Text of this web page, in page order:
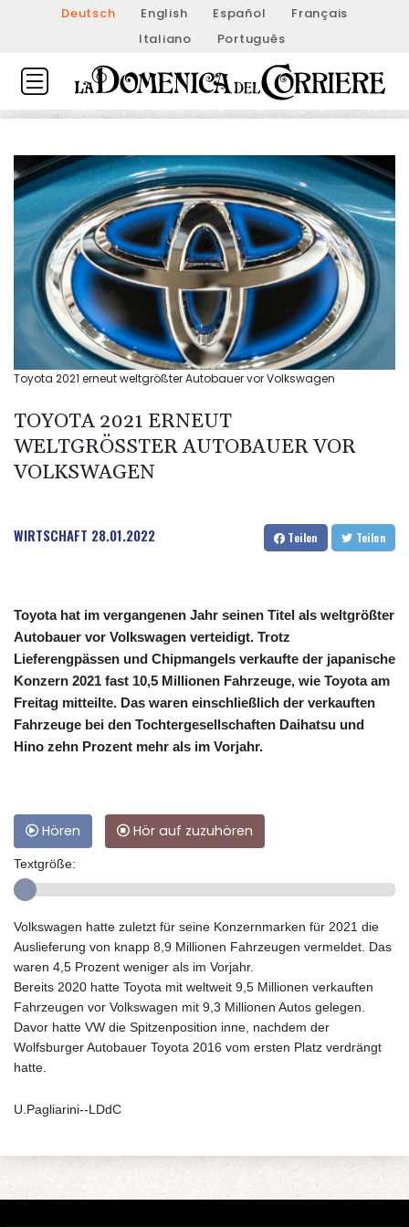
Deutsch English Español
Français
Italiano
Português
Toyota 2021 erneut weltgrößter Autobauer vor Volkswagen
TOYOTA 2021 ERNEUT
WELTGRÖSSTER AUTOBAUER VOR V
OLKSWAGEN
WIRTSCHAFT 28.01.2022 Teilen Teilen
Toyota hat im vergangenen Jahr seinen Titel als weltgrößter
Autobauer vor Volkswagen verteidigt. Trotz
Lieferengpässen und Chipmangels verkaufte der japanische
Konzern 2021 fast 10,5 Millionen Fahrzeuge, wie Toyota am
Freitag mitteilte. Das waren einschließlich der verkauften
Fahrzeuge bei den Tochtergesellschaften Daihatsu und
Hino zehn Prozent mehr als im Vorjahr.
Hören Hör auf zuzuhören
Textgröße:
Volkswagen hatte zuletzt für seine Konzernmarken für 2021 die
Auslieferung von knapp 8,9 Millionen Fahrzeugen vermeldet. Das
waren 4,5 Prozent weniger als im Vorjahr.
Bereits 2020 hatte Toyota mit weltweit 9,5 Millionen verkauften
Fahrzeugen vor Volkswagen mit 9,3 Millionen Autos gelegen.
Davor hatte VW die Spitzenposition inne, nachdem der
Wolfsburger Autobauer Toyota 2016 vom ersten Platz verdrängt
hatte.
U.Pagliarini--LDdC